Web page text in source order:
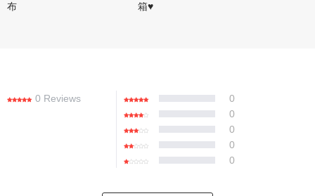
布
箱♥️
0 Reviews
0
0
0
0
0